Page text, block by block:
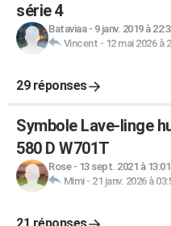
série 4
Bataviaa- 9 janv. 2019 à
Vincent - 12 mai 2026 à
29 réponses
Symbole Lave-linge
580 D W701T
Rose- 13 sept. 2021 à 13:01
Mimi- 21 janv. 2026 à